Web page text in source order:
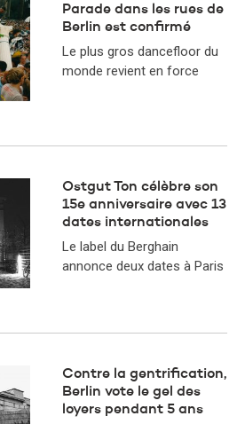
Parade dans les rues de
Berlin est confirmé
Le plus gros dancefloor du
monde revient en force
Ostgut Ton célèbre son
15e anniversaire avec 13
dates internationales
Le label du Berghain
annonce deux dates à Paris
Contre la gentrification,
Berlin vote le gel des
loyers pendant 5 ans